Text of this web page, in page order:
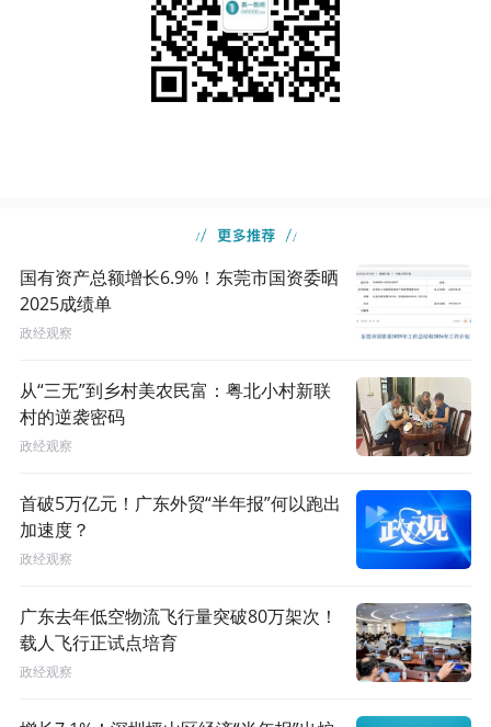
国有资产总额增长6.9%！东莞市国资委晒
2025成绩单
政经观察
从“三无”到乡村美农民富：粤北小村新联
村的逆袭密码
政经观察
首破5万亿元！广东外贸“半年报”何以跑出
加速度？
政经观察
广东去年低空物流飞行量突破80万架次！
载人飞行正试点培育
政经观察